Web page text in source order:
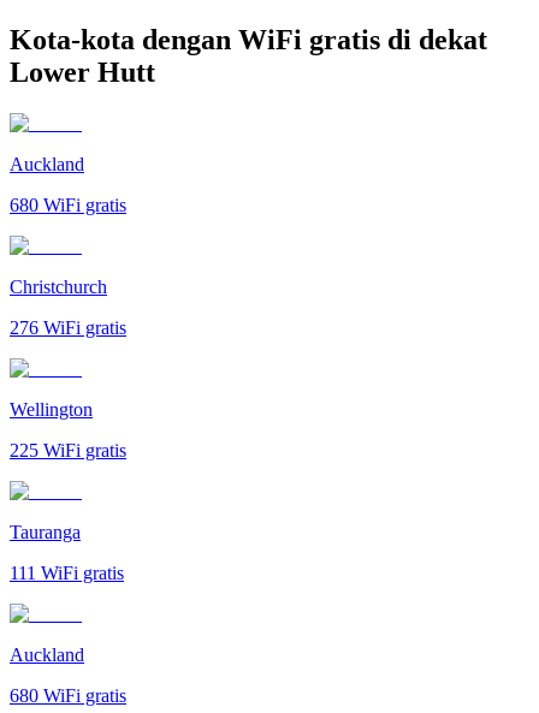
Kota-kota dengan WiFi gratis di dekat
Lower Hutt
Auckland
680 WiFi gratis
Christchurch
276 WiFi gratis
Wellington
225 WiFi gratis
Tauranga
111 WiFi gratis
Auckland
680 WiFi gratis